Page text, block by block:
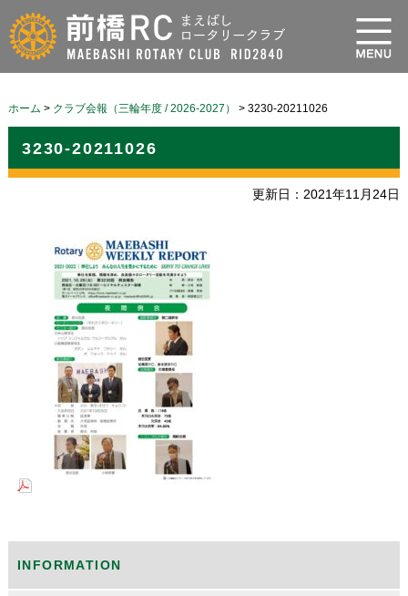
ホーム > クラブ会報（三輪年度 / 2026-2027） > 3230-20211026
3230-20211026
更新日：2021年11月24日
INFORMATION